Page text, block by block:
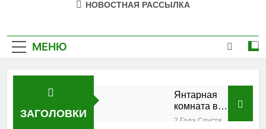
НОВОСТНАЯ РАССЫЛКА
МЕНЮ
ЗАГОЛОВКИ
Янтарная
комната в
Екатерининском
2 Года Спустя